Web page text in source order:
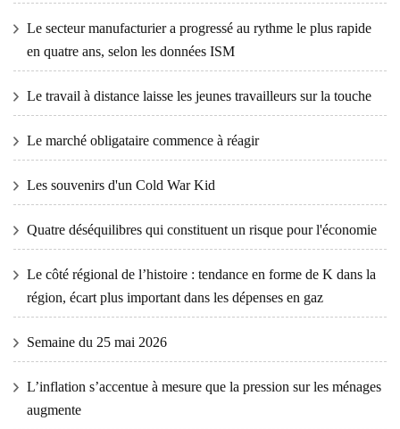
Le secteur manufacturier a progressé au rythme le plus rapide
en quatre ans, selon les données ISM
Le travail à distance laisse les jeunes travailleurs sur la touche
Le marché obligataire commence à réagir
Les souvenirs d'un Cold War Kid
Quatre déséquilibres qui constituent un risque pour l'économie
Le côté régional de l’histoire : tendance en forme de K dans la
région, écart plus important dans les dépenses en gaz
Semaine du 25 mai 2026
L’inflation s’accentue à mesure que la pression sur les ménages
augmente